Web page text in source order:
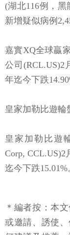
(湖北116例，黑
新增疑似病例
嘉實XQ全球贏
公司(RCL.US)2
年迄今下跌
皇家加勒比遊輪
皇家加勒比遊
Corp, CCL.US)2
迄今下跌15.01%
＊編者按：本
或邀請、誘使